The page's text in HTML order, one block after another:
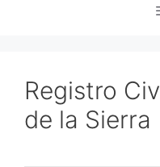
Registro
de la Sierra